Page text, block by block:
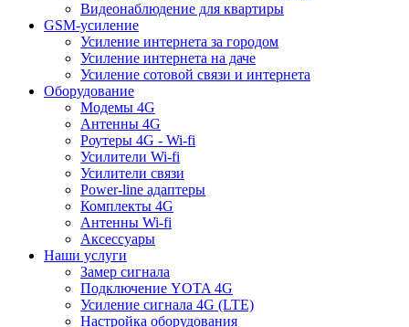
Видеонаблюдение для квартиры
GSM-усиление
Усиление интернета за городом
Усиление интернета на даче
Усиление сотовой связи и интернета
Оборудование
Модемы 4G
Антенны 4G
Роутеры 4G - Wi-fi
Усилители Wi-fi
Усилители связи
Power-line адаптеры
Комплекты 4G
Антенны Wi-fi
Аксессуары
Наши услуги
Замер сигнала
Подключение YOTA 4G
Усиление сигнала 4G (LTE)
Настройка оборудования